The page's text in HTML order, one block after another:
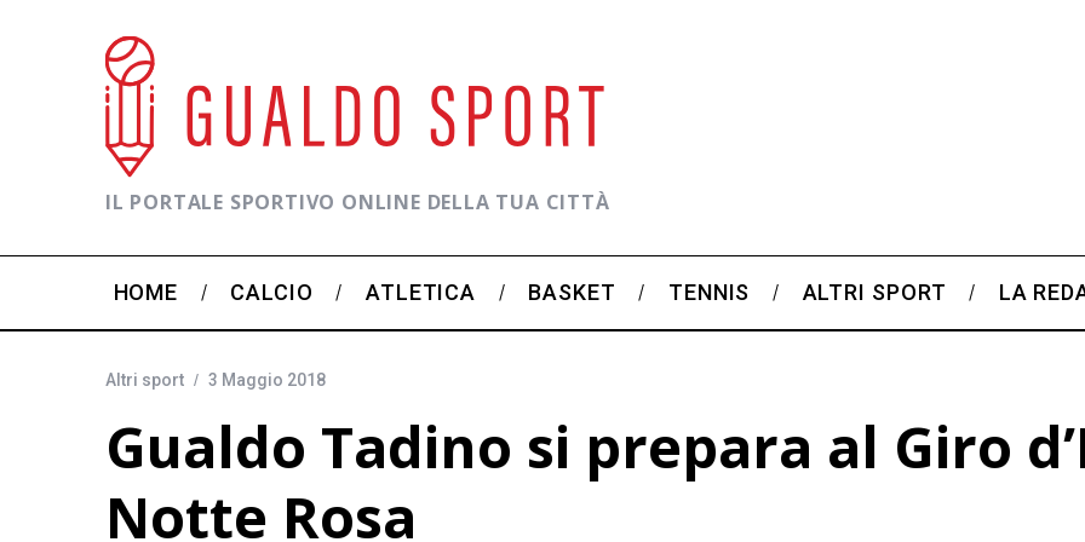
IL PORTALE SPORTIVO ONLINE DELLA TUA CITTÀ
HOME CALCIO ATLETICA BASKET TENNIS ALTRI SPORT LA
Altri sport 3 Maggio 2018
Gualdo Tadino si prepara al Giro
Notte Rosa